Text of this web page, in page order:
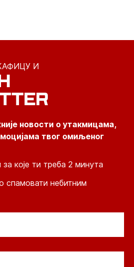
И
новости о утакмицама,
твог омиљеног
за које ти треба 2 минута
спамовати небитним